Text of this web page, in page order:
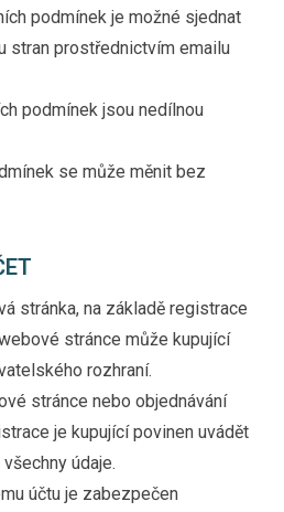
podmínek je možné sjednat
stran prostřednictvím emailu
podmínek jsou nedílnou
se může měnit bez
stránka, na základě registrace
stránce může kupující
rozhraní.
stránce nebo objednávání
je kupující povinen uvádět
údaje.
účtu je zabezpečen